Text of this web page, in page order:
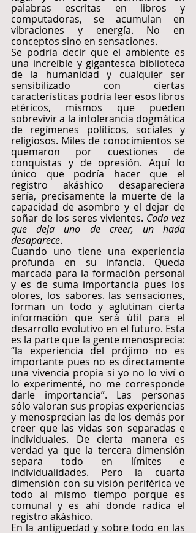
palabras escritas en libros y
computadoras, se acumulan en
vibraciones y energía. No en
conceptos sino en sensaciones.
Se podría decir que el ambiente es
una increíble y gigantesca biblioteca
de la humanidad y cualquier ser
sensibilizado con ciertas
características podría leer esos libros
etéricos, mismos que pueden
sobrevivir a la intolerancia dogmática
de regímenes políticos, sociales y
religiosos. Miles de conocimientos se
quemaron por cuestiones de
conquistas y de opresión. Aquí lo
único que podría hacer que el
registro akáshico desapareciera
sería, precisamente la muerte de la
capacidad de asombro y el dejar de
soñar de los seres vivientes. Cada vez
que deja uno de creer, un hada
desaparece.
Cuando uno tiene una experiencia
profunda en su infancia. Queda
marcada para la formación personal
y es de suma importancia pues los
olores, los sabores. las sensaciones,
forman un todo y aglutinan cierta
información que será útil para el
desarrollo evolutivo en el futuro. Esta
es la parte que la gente menosprecia:
“la experiencia del prójimo no es
importante pues no es directamente
una vivencia propia si yo no lo viví o
lo experimenté, no me corresponde
darle importancia”. Las personas
sólo valoran sus propias experiencias
y menosprecian las de los demás por
creer que las vidas son separadas e
individuales. De cierta manera es
verdad ya que la tercera dimensión
separa todo en límites e
individualidades. Pero la cuarta
dimensión con su visión periférica ve
todo al mismo tiempo porque es
comunal y es ahí donde radica el
registro akáshico.
En la antigüedad y sobre todo en las